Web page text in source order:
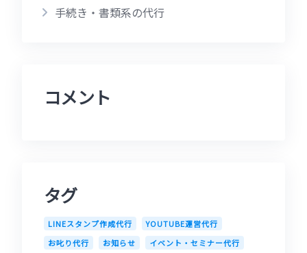
手続き・書類系の代行
コメント
タグ
LINEスタンプ作成代行
YOUTUBE運営代行
お叱り代行
お知らせ
イベント・セミナー代行